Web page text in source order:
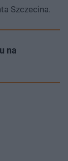
Szczecina.
na